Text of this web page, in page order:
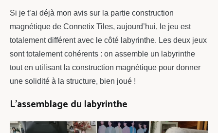
Si je t’ai déjà mon avis sur la partie construction
magnétique de Connetix Tiles, aujourd’hui, le jeu est
totalement différent avec le côté labyrinthe. Les deux jeux
sont totalement cohérents : on assemble un labyrinthe
tout en utilisant la construction magnétique pour donner
une solidité à la structure, bien joué !
L’assemblage du labyrinthe